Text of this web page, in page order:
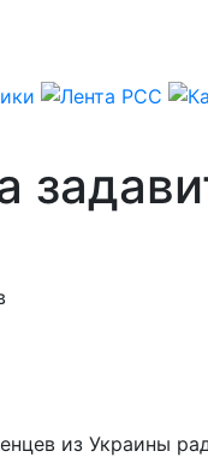
из Украины